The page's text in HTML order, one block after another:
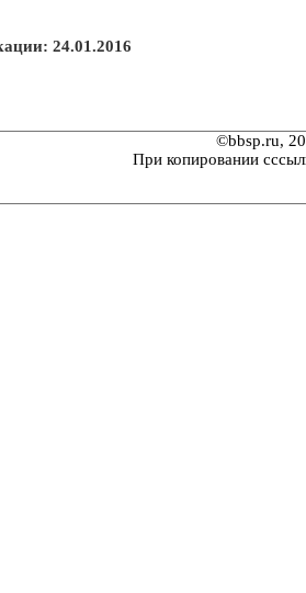
24.01.2016
©bbsp.ru,
При копировании